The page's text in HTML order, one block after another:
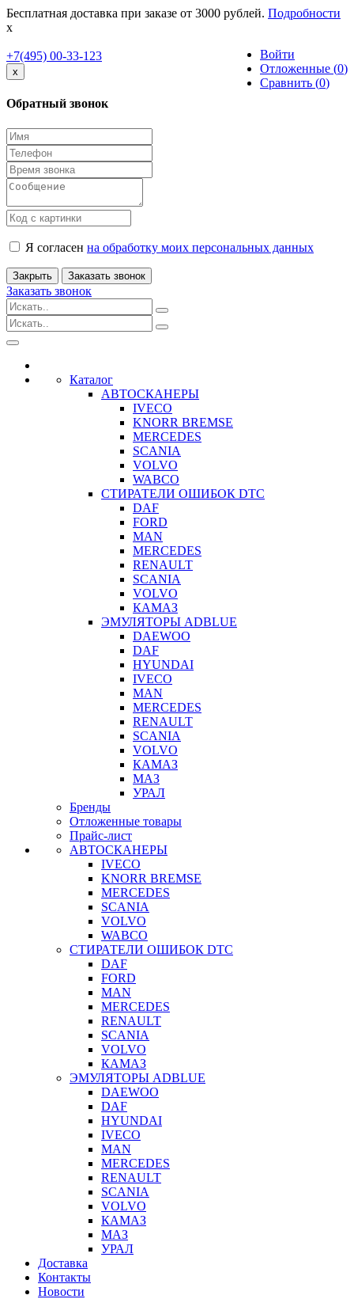
Бесплатная доставка при заказе от 3000 рублей. Подробности
x
Войти
Отложенные (0)
Сравнить (0)
+7(495) 00-33-123
x
Обратный звонок
Я согласен на обработку моих персональных данных
Закрыть Заказать звонок
Заказать звонок
Toggle
Каталог
АВТОСКАНЕРЫ
IVECO
KNORR BREMSE
MERCEDES
SCANIA
VOLVO
WABCO
СТИРАТЕЛИ ОШИБОК DTC
DAF
FORD
MAN
MERCEDES
RENAULT
SCANIA
VOLVO
КАМАЗ
ЭМУЛЯТОРЫ ADBLUE
DAEWOO
DAF
HYUNDAI
IVECO
MAN
MERCEDES
RENAULT
SCANIA
VOLVO
КАМАЗ
МАЗ
УРАЛ
Бренды
Отложенные товары
Прайс-лист
АВТОСКАНЕРЫ
IVECO
KNORR BREMSE
MERCEDES
SCANIA
VOLVO
WABCO
СТИРАТЕЛИ ОШИБОК DTC
DAF
FORD
MAN
MERCEDES
RENAULT
SCANIA
VOLVO
КАМАЗ
ЭМУЛЯТОРЫ ADBLUE
DAEWOO
DAF
HYUNDAI
IVECO
MAN
MERCEDES
RENAULT
SCANIA
VOLVO
КАМАЗ
МАЗ
УРАЛ
Доставка
Контакты
Новости